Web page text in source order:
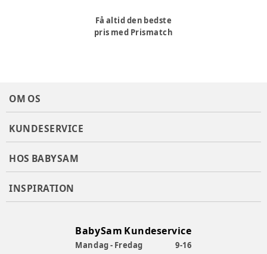
Få altid den bedste
pris med Prismatch
OM OS
KUNDESERVICE
HOS BABYSAM
INSPIRATION
BabySam Kundeservice
Mandag - Fredag 9-16